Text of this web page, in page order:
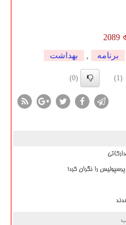
2089
برنامه , بهداشت
(1)
(0)
را نگران کرد!